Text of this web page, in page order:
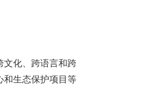
化、跨语言和跨
和生态保护项目等